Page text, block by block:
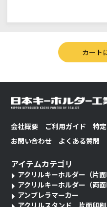
会社概要 ご利用ガイド 特
お問い合わせ
よくある質問
アイテムカテゴリ
アクリルキーホルダー（片面
アクリルキーホルダー（両面
アンブレラマーカー